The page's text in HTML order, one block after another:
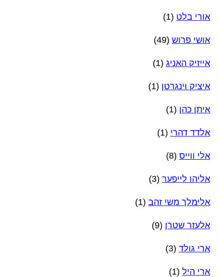
אורי בלט (1)
אושי פרוש (49)
אייזיק האניג (1)
איציק וינגרטן (1)
איתן כהן (1)
אלדד דהרי (1)
אלי ווייס (8)
אליהו לייפער (3)
אלימלך משי זהב (1)
אלעזר שטרן (9)
ארי גולד (3)
ארי היל (1)